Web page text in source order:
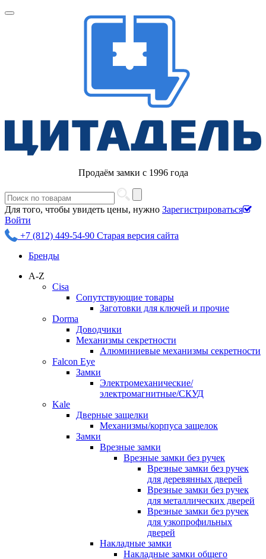
Продаём замки с 1996 года
Для того, чтобы увидеть цены, нужно Зарегистрироваться
Войти
+7 (812) 449-54-90 Старая версия сайта
Бренды
A-Z
Cisa
Сопутствующие товары
Заготовки для ключей и прочие
Dorma
Доводчики
Механизмы секретности
Алюминиевые механизмы секретности
Falcon Eye
Замки
Электромеханические/
электромагнитные/СКУД
Kale
Дверные защелки
Механизмы/корпуса защелок
Замки
Врезные замки
Врезные замки без ручек
Врезные замки без ручек
для деревянных дверей
Врезные замки без ручек
для металлических дверей
Врезные замки без ручек
для узкопрофильных
дверей
Накладные замки
Накладные замки общего